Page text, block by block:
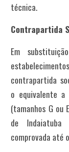
técnica.
Contrapartida
Em
contrapartida
o equivalente
(tamanhos G ou
de Indaiatuba
comprovada até